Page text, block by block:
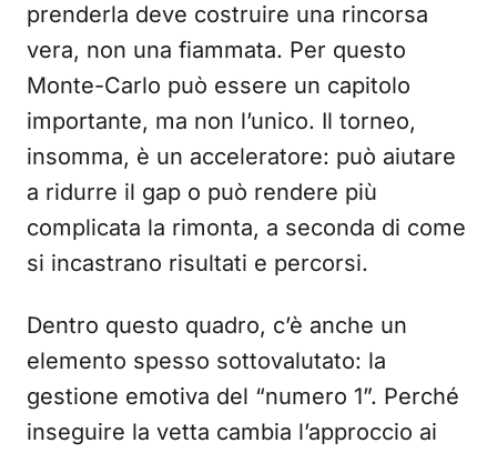
prenderla deve costruire una rincorsa
vera, non una fiammata. Per questo
Monte-Carlo può essere un capitolo
importante, ma non l’unico. Il torneo,
insomma, è un acceleratore: può aiutare
a ridurre il gap o può rendere più
complicata la rimonta, a seconda di come
si incastrano risultati e percorsi.
Dentro questo quadro, c’è anche un
elemento spesso sottovalutato: la
gestione emotiva del “numero 1”. Perché
inseguire la vetta cambia l’approccio ai